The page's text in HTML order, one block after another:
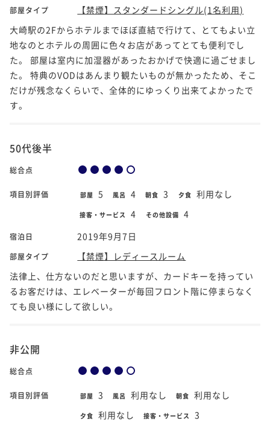
部屋タイプ
【禁煙】スタンダードシングル(1名利用)
大崎駅の2Fからホテルまでほぼ直結で行けて、とてもよい立
地なのとホテルの周囲に色々お店があってとても便利でし
た。 部屋は室内に加湿器があったおかげで快適に過ごせまし
た。 特典のVODはあんまり観たいものが無かったため、そこ
だけが残念なくらいで、全体的にゆっくり出来てよかったで
す。
50代後半
総合点
項目別評価 部屋 5 風呂 4 朝食 3 夕食 利用なし
接客・サービス 4 その他設備 4
宿泊日 2019年9月7日
部屋タイプ
【禁煙】レディースルーム
法律上、仕方ないのだと思いますが、カードキーを持ってい
るお客だけは、エレベーターが毎回フロント階に停まらなく
ても良い様にして欲しい。
非公開
総合点
項目別評価 部屋 3 風呂 利用なし 朝食 利用なし
夕食 利用なし 接客・サービス 3